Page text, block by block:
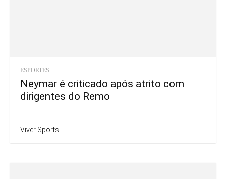
ESPORTES
Neymar é criticado após atrito com
dirigentes do Remo
Viver Sports